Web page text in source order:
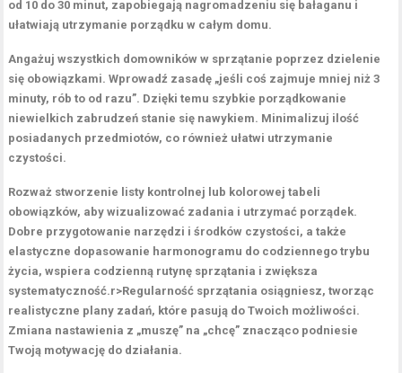
od 10 do 30 minut, zapobiegają nagromadzeniu się bałaganu i
ułatwiają utrzymanie porządku w całym domu.
Angażuj wszystkich domowników w sprzątanie poprzez dzielenie
się obowiązkami. Wprowadź zasadę „jeśli coś zajmuje mniej niż 3
minuty, rób to od razu”. Dzięki temu szybkie porządkowanie
niewielkich zabrudzeń stanie się nawykiem. Minimalizuj ilość
posiadanych przedmiotów, co również ułatwi utrzymanie
czystości.
Rozważ stworzenie listy kontrolnej lub kolorowej tabeli
obowiązków, aby wizualizować zadania i utrzymać porządek.
Dobre przygotowanie narzędzi i środków czystości, a także
elastyczne dopasowanie harmonogramu do codziennego trybu
życia, wspiera codzienną rutynę sprzątania i zwiększa
systematyczność.r>Regularność sprzątania osiągniesz, tworząc
realistyczne plany zadań, które pasują do Twoich możliwości.
Zmiana nastawienia z „muszę” na „chcę” znacząco podniesie
Twoją motywację do działania.